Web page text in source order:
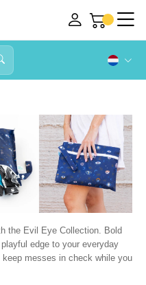
the Evil Eye Collection. Bold
edge to your everyday
messes in check while you